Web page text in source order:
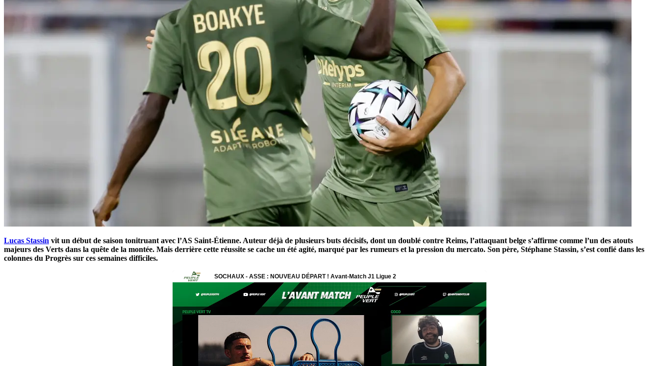
Lucas Stassin vit un début de saison tonitruant avec l’AS Saint-Étienne. Auteur déjà de plusieurs buts décisifs, dont un doublé contre Reims, l’attaquant belge s’affirme comme l’un des atouts
majeurs des Verts dans la quête de la montée. Mais derrière cette réussite se cache un été agité, marqué par les rumeurs et la pression du mercato. Son père, Stéphane Stassin, s’est confié dans les
colonnes du Progrès sur ces semaines difficiles.